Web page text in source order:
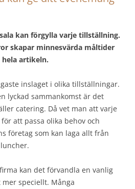
kan förgylla varje tillställning.
skapar minnesvärda måltider
hela artikeln.
inslaget i olika tillställningar.
lyckad sammankomst är det
catering. Då vet man att varje
att passa olika behov och
företag som kan laga allt från
kan det förvandla en vanlig
speciellt. Många